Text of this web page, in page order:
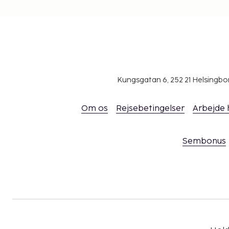
Ovenstående liste er muligvis ikke fuldstændig.
Som følge af nationale reguleringer kan der
overnatningsstedet via kontaktoplysningerne i
Kungsgatan 6, 252 21
Om os Rejsebetingelser Arbejde
Sembonus